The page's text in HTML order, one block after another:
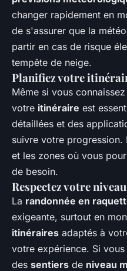
changer rapidement en
de s'assurer que la
partir en cas de risque
tempête de neige.
Planifiez votre
Même si vous
votre itinéraire est
détaillées et des
suivre votre progression.
et les zones où vous
de besoin.
Respectez votre
La randonnée en
exigeante, surtout en
itinéraires adaptés à
votre expérience. Si
des sentiers de niveau